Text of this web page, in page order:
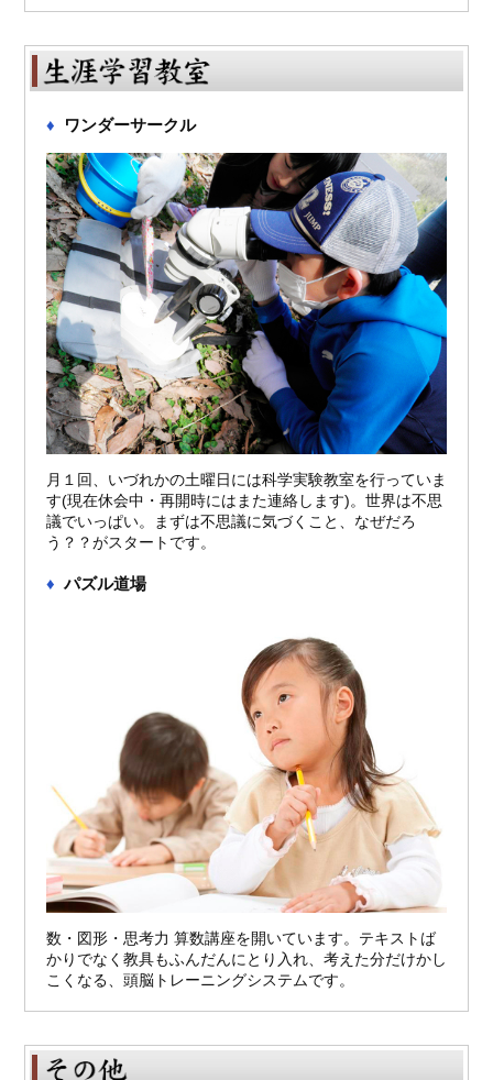
ワンダーサークル
月１回、いづれかの土曜日には科学実験教室を行っていま
す(現在休会中・再開時にはまた連絡します)。世界は不思
議でいっぱい。まずは不思議に気づくこと、なぜだろ
う？？がスタートです。
パズル道場
数・図形・思考力 算数講座を開いています。テキストば
かりでなく教具もふんだんにとり入れ、考えた分だけかし
こくなる、頭脳トレーニングシステムです。